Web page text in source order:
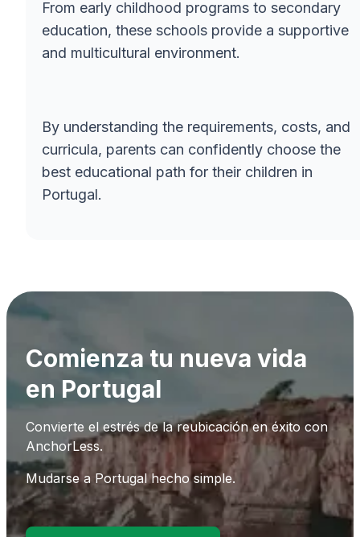
From early childhood programs to secondary
education, these schools provide a supportive
and multicultural environment.
By understanding the requirements, costs, and
curricula, parents can confidently choose the
best educational path for their children in
Portugal.
Comienza tu nueva vida
en Portugal
Convierte el estrés de la reubicación en éxito con
AnchorLess.
Mudarse a Portugal hecho simple.